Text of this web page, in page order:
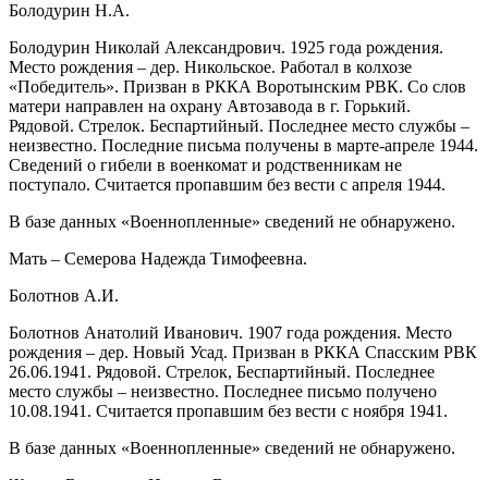
Болодурин Н.А.
Болодурин Николай Александрович. 1925 года рождения.
Место рождения – дер. Никольское. Работал в колхозе
«Победитель». Призван в РККА Воротынским РВК. Со слов
матери направлен на охрану Автозавода в г. Горький.
Рядовой. Стрелок. Беспартийный. Последнее место службы –
неизвестно. Последние письма получены в марте-апреле 1944.
Сведений о гибели в военкомат и родственникам не
поступало. Считается пропавшим без вести с апреля 1944.
В базе данных «Военнопленные» сведений не обнаружено.
Мать – Семерова Надежда Тимофеевна.
Болотнов А.И.
Болотнов Анатолий Иванович. 1907 года рождения. Место
рождения – дер. Новый Усад. Призван в РККА Спасским РВК
26.06.1941. Рядовой. Стрелок, Беспартийный. Последнее
место службы – неизвестно. Последнее письмо получено
10.08.1941. Считается пропавшим без вести с ноября 1941.
В базе данных «Военнопленные» сведений не обнаружено.